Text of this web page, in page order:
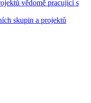
vědomě pracující s
skupin a projektů